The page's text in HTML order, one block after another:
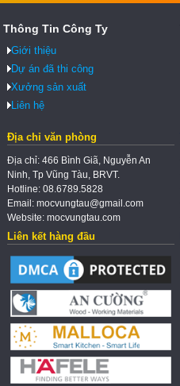
Thông Tin Công Ty
Giới thiệu
Dự án đã thi công
Xưởng sản xuất
Liên hệ
Địa chỉ văn phòng
Địa chỉ: 466 Bình Giã, Nguyễn An
Ninh, Tp Vũng Tàu, BRVT.
Hotline: 08.6789.5828
Email: mocvungtau@gmail.com
Website: mocvungtau.com
Liên kết hàng đầu